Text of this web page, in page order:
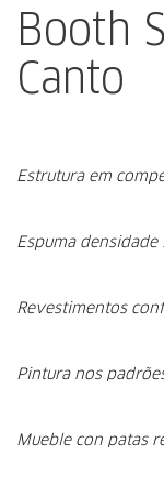
Booth
Canto
Estrutura em
Espuma densidade
Revestimentos
Pintura nos
Mueble con patas